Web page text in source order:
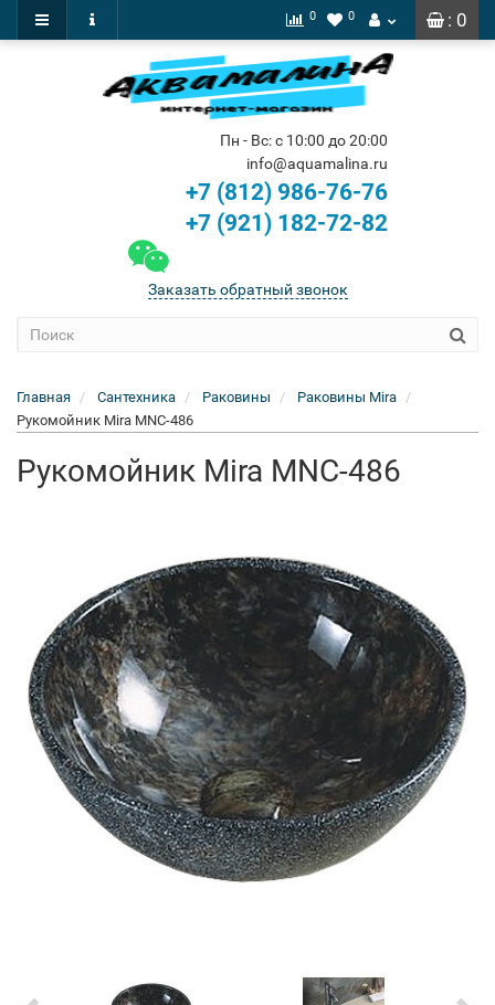
: 0
0 0
Пн - Вс: с 10:00 до 20:00
info@aquamalina.ru
+7 (812) 986-76-76
+7 (921) 182-72-82
Заказать обратный звонок
Главная Сантехника Раковины
Раковины Mira
Рукомойник Mira MNC-486
Рукомойник Mira MNC-486